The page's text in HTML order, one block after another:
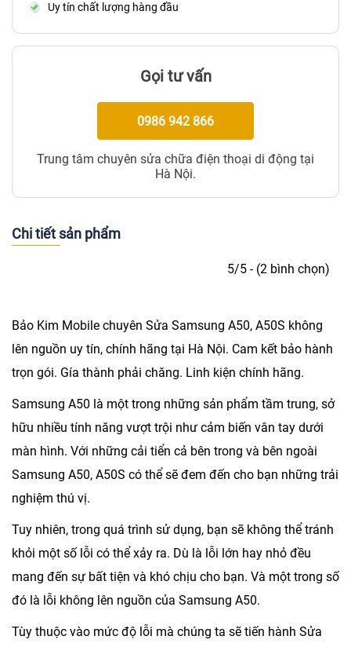
Uy tín chất lượng hàng đầu
Gọi tư vấn
0986 942 866
Trung tâm chuyên sửa chữa điện thoại di động tại
Hà Nội.
Chi tiết sản phẩm
5/5 - (2 bình chọn)
Bảo Kim Mobile chuyên Sửa Samsung A50, A50S không
lên nguồn uy tín, chính hãng tại Hà Nội. Cam kết bảo hành
trọn gói. Gía thành phải chăng. Linh kiện chính hãng.
Samsung A50 là một trong những sản phẩm tầm trung, sở
hữu nhiều tính năng vượt trội như cảm biến vân tay dưới
màn hình. Với những cải tiển cả bên trong và bên ngoài
Samsung A50, A50S có thể sẽ đem đến cho bạn những trải
nghiệm thú vị.
Tuy nhiên, trong quá trình sử dụng, bạn sẽ không thể tránh
khỏi một số lỗi có thể xảy ra. Dù là lỗi lớn hay nhỏ đều
mang đến sự bất tiện và khó chịu cho bạn. Và một trong số
đó là lỗi không lên nguồn của Samsung A50.
Tùy thuộc vào mức độ lỗi mà chúng ta sẽ tiến hành Sửa